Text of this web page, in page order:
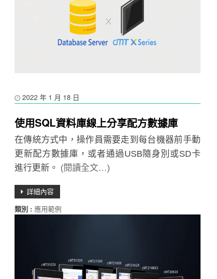
2022 年 1 月 18 日
使用SQL資料庫線上分享配方數據庫
在傳統方式中，操作員需要走到每台機器前手動
更新配方數據庫，或者通過USB隨身別或SD卡
進行更新。 (閱讀全文…)
詳細內容
類別 : 應用範例